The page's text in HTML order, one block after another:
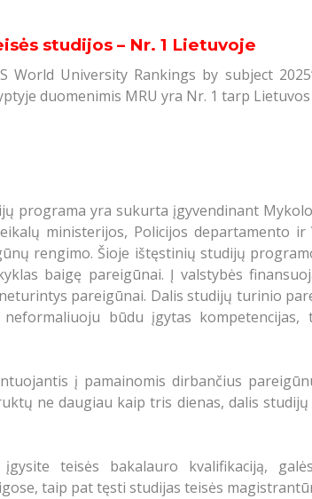
studijos – Nr. 1 Lietuvoje
World University Rankings by subject 2025
duomenimis MRU yra Nr. 1 tarp
programa yra sukurta įgyvendinant
ministerijos, Policijos departamento ir
rengimo. Šioje ištęstinių studijų
baigę pareigūnai. Į valstybės
pareigūnai. Dalis studijų turinio
būdu įgytas kompetencijas,
į pamainomis dirbančius
ne daugiau kaip tris dienas, dalis
teisės bakalauro kvalifikaciją,
taip pat tęsti studijas teisės